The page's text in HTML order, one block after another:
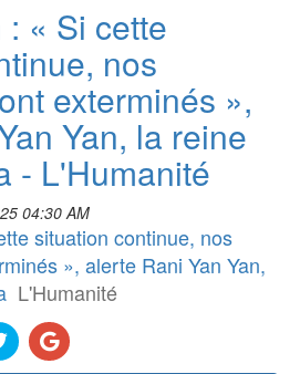
« Si cette
nos
exterminés »,
Yan, la reine
- L'Humanité
04:30 AM
situation continue, nos
», alerte Rani Yan Yan,
L'Humanité